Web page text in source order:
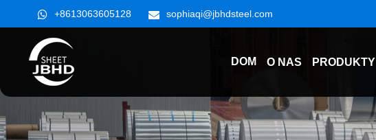
+8613063605128 sophiaqi@jbhdsteel.com
DOM O NAS PRODUKTY